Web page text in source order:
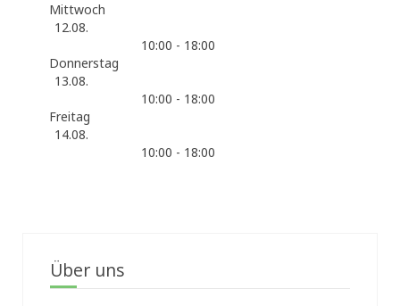
Mittwoch
12.08.
10:00 - 18:00
Donnerstag
13.08.
10:00 - 18:00
Freitag
14.08.
10:00 - 18:00
Über uns